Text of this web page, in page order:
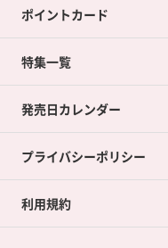
店舗買取について
ネット買取について
買取承諾書について
ポイントカード
ポイントカードTOP
ポイント交換景品
特集一覧
発売日カレンダー
プライバシーポリシー
利用規約